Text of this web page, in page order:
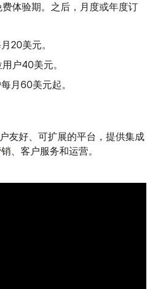
体验期。之后，月度或年度订
20美元。
户40美元。
月60美元起。
友好、可扩展的平台，提供集成
、客户服务和运营。